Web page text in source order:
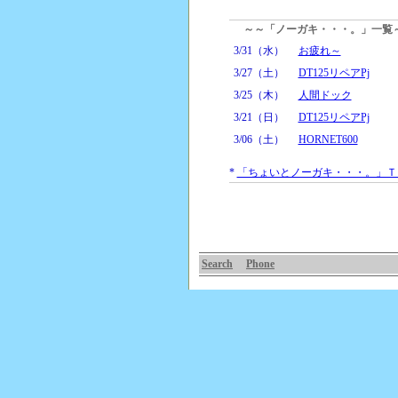
～～「ノーガキ・・・。」一覧
3/31（水）
お疲れ～
3/27（土）
DT125リペアPj
3/25（木）
人間ドック
3/21（日）
DT125リペアPj
3/06（土）
HORNET600
* 「ちょいとノーガキ・・・。」
Search Phone